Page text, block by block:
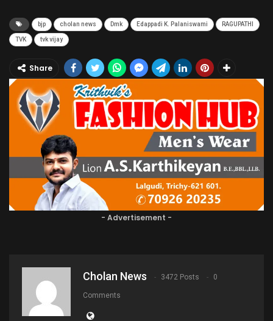
bjp cholan news Dmk Edappadi K. Palaniswami RAGUPATHI
TVK tvk vijay
Share
- Advertisement -
Cholan News 3472 Posts 0
Comments